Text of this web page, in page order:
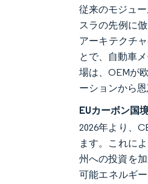
従来のモジュ
スラの先例に
アーキテクチ
とで、自動車
場は、OEMが
ーションから恩
EUカーボン国
2026年より、
ます。これに
州への投資を
可能エネルギ